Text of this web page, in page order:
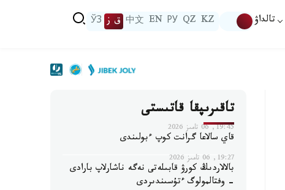
تالداۋ KZ
QZ
РУ
EN
中文 ق ز ЎЗ
تاقىرىپقا قاتىستى
19:45, 06 تامىز 2026
قاي سالاعا گرانت كوپ ءبولىندى
19:27, 06 تامىز 2026
بالالاردىڭ كورۋ قابىلەتى نەگە ناشارلاپ بارادى
- وفتالمولوگ ءتۇسىندىردى